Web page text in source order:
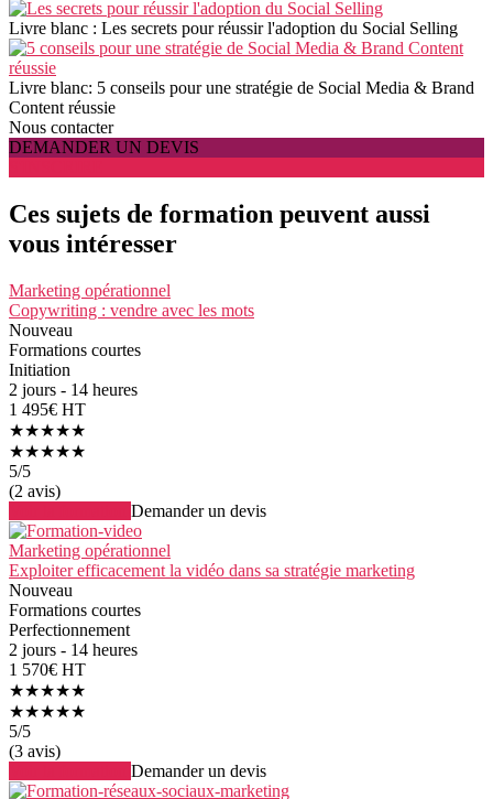
Livre blanc : Les secrets pour réussir l'adoption du Social Selling
Livre blanc: 5 conseils pour une stratégie de Social Media & Brand
Content réussie
Nous contacter
DEMANDER UN DEVIS
Ces sujets de formation peuvent aussi
vous intéresser
Marketing opérationnel
Copywriting : vendre avec les mots
Nouveau
Formations courtes
Initiation
2 jours - 14 heures
1 495€ HT
★★★★★
★★★★★
5/5
(2 avis)
Demander un devis
Marketing opérationnel
Exploiter efficacement la vidéo dans sa stratégie marketing
Nouveau
Formations courtes
Perfectionnement
2 jours - 14 heures
1 570€ HT
★★★★★
★★★★★
5/5
(3 avis)
Demander un devis